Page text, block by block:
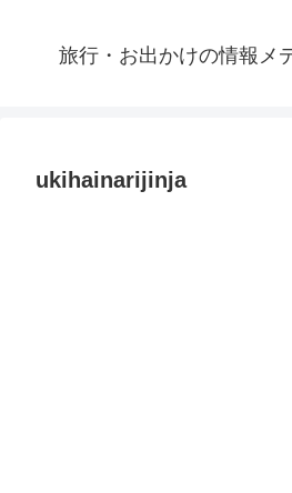
旅行・お出かけの情報メ
ukihainarijinja